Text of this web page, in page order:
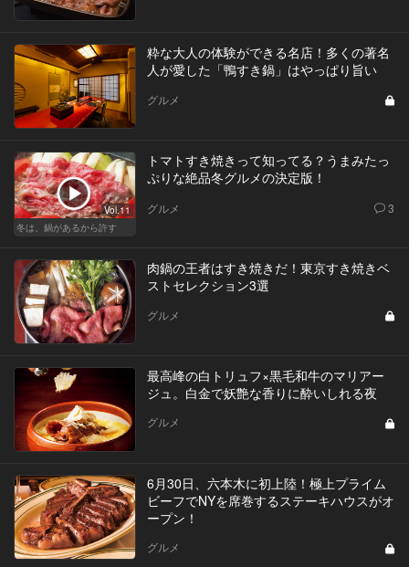
粋な大人の体験ができる名店！多くの著名
人が愛した「鴨すき鍋」はやっぱり旨い
グルメ
Vol.11
冬は、鍋があるから許す
トマトすき焼きって知ってる？うまみたっ
ぷりな絶品冬グルメの決定版！
グルメ 3
肉鍋の王者はすき焼きだ！東京すき焼きベ
ストセレクション3選
グルメ
最高峰の白トリュフ×黒毛和牛のマリアー
ジュ。白金で妖艶な香りに酔いしれる夜
グルメ
6月30日、六本木に初上陸！極上プライム
ビーフでNYを席巻するステーキハウスがオ
ープン！
グルメ